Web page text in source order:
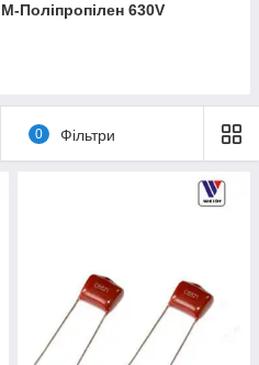
Поліпропілен 630V
0 Фільтри